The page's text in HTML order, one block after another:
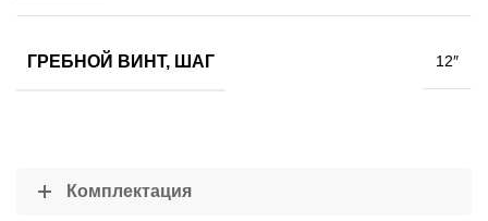
ГРЕБНОЙ ВИНТ, ШАГ 12″
Комплектация